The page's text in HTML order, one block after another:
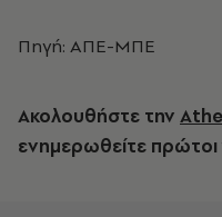
Πηγή: ΑΠΕ-ΜΠΕ
Ακολουθήστε την
ενημερωθείτε πρώτοι